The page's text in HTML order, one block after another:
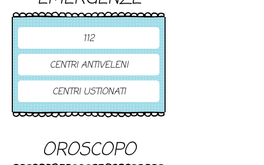
112
CENTRI ANTIVELENI
CENTRI USTIONATI
OROSCOPO